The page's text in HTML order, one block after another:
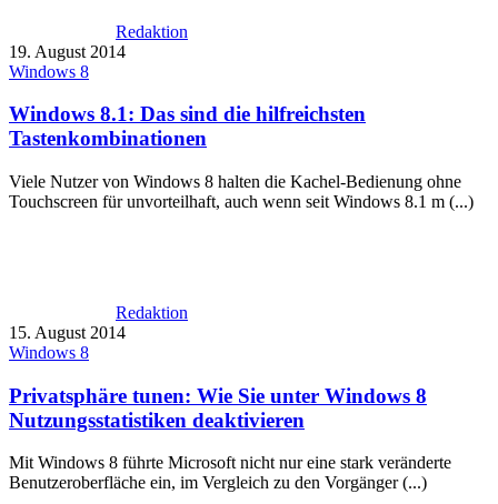
Redaktion
19. August 2014
Windows 8
Windows 8.1: Das sind die hilfreichsten
Tastenkombinationen
Viele Nutzer von Windows 8 halten die Kachel-Bedienung ohne
Touchscreen für unvorteilhaft, auch wenn seit Windows 8.1 m (...)
Redaktion
15. August 2014
Windows 8
Privatsphäre tunen: Wie Sie unter Windows 8
Nutzungsstatistiken deaktivieren
Mit Windows 8 führte Microsoft nicht nur eine stark veränderte
Benutzeroberfläche ein, im Vergleich zu den Vorgänger (...)